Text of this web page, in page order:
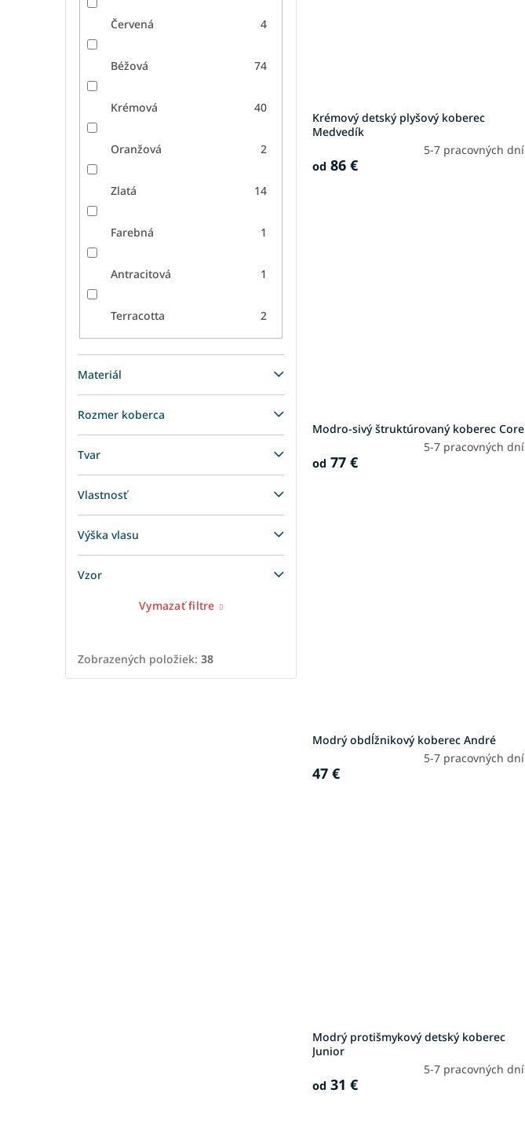
Červená 4
Béžová 74
Krémová 40
Oranžová 2
Zlatá 14
Farebná 1
Antracitová 1
Terracotta 2
Materiál
Rozmer koberca
Tvar
Vlastnosť
Výška vlasu
Vzor
Vymazať filtre
Zobrazených položiek: 38
Krémový detský plyšový koberec
Medvedík
5-7 pracovných dní
od 86 €
Modro-sivý štruktúrovaný koberec Core
5-7 pracovných dní
od 77 €
Modrý obdĺžnikový koberec André
5-7 pracovných dní
47 €
Modrý protišmykový detský koberec
Junior
5-7 pracovných dní
od 31 €